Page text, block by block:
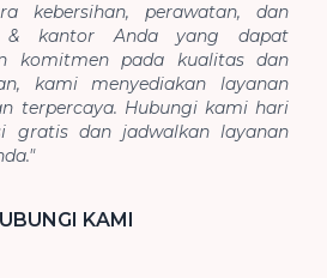
kebersihan, perawatan, dan
& kantor Anda yang dapat
komitmen pada kualitas dan
kami menyediakan layanan
terpercaya. Hubungi kami hari
gratis dan jadwalkan layanan
KAMI